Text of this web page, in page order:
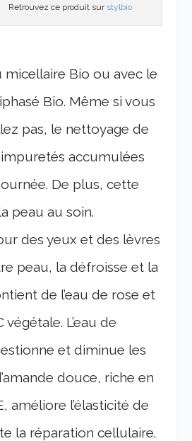
Retrouvez ce produit sur stylbio
micellaire Bio ou avec le
Bio. Même si vous
pas, le nettoyage de
accumulées
De plus, cette
peau au soin.
des yeux et des lèvres
peau, la défroisse et la
de l’eau de rose et
L’eau de
et diminue les
douce, riche en
améliore l’élasticité de
la réparation cellulaire.